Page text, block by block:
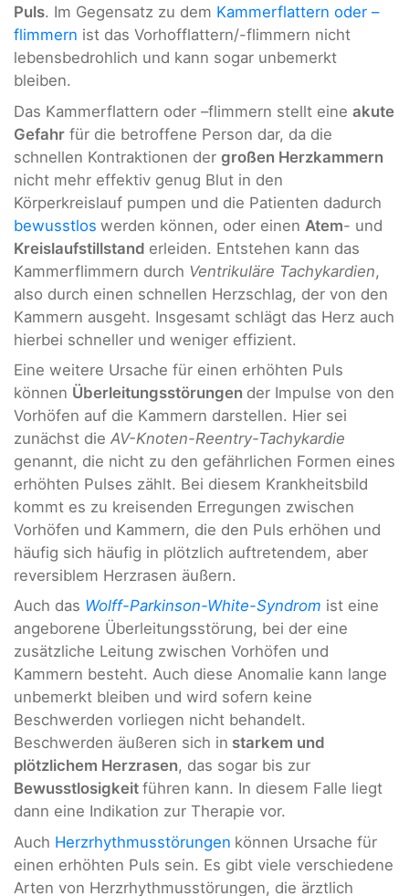
Puls. Im Gegensatz zu dem Kammerflattern oder –
flimmern ist das Vorhofflattern/-flimmern nicht
lebensbedrohlich und kann sogar unbemerkt
bleiben.
Das Kammerflattern oder –flimmern stellt eine akute
Gefahr für die betroffene Person dar, da die
schnellen Kontraktionen der großen Herzkammern
nicht mehr effektiv genug Blut in den
Körperkreislauf pumpen und die Patienten dadurch
bewusstlos werden können, oder einen Atem- und
Kreislaufstillstand erleiden. Entstehen kann das
Kammerflimmern durch Ventrikuläre Tachykardien,
also durch einen schnellen Herzschlag, der von den
Kammern ausgeht. Insgesamt schlägt das Herz auch
hierbei schneller und weniger effizient.
Eine weitere Ursache für einen erhöhten Puls
können Überleitungsstörungen der Impulse von den
Vorhöfen auf die Kammern darstellen. Hier sei
zunächst die AV-Knoten-Reentry-Tachykardie
genannt, die nicht zu den gefährlichen Formen eines
erhöhten Pulses zählt. Bei diesem Krankheitsbild
kommt es zu kreisenden Erregungen zwischen
Vorhöfen und Kammern, die den Puls erhöhen und
häufig sich häufig in plötzlich auftretendem, aber
reversiblem Herzrasen äußern.
Auch das Wolff-Parkinson-White-Syndrom ist eine
angeborene Überleitungsstörung, bei der eine
zusätzliche Leitung zwischen Vorhöfen und
Kammern besteht. Auch diese Anomalie kann lange
unbemerkt bleiben und wird sofern keine
Beschwerden vorliegen nicht behandelt.
Beschwerden äußeren sich in starkem und
plötzlichem Herzrasen, das sogar bis zur
Bewusstlosigkeit führen kann. In diesem Falle liegt
dann eine Indikation zur Therapie vor.
Auch Herzrhythmusstörungen können Ursache für
einen erhöhten Puls sein. Es gibt viele verschiedene
Arten von Herzrhythmusstörungen, die ärztlich